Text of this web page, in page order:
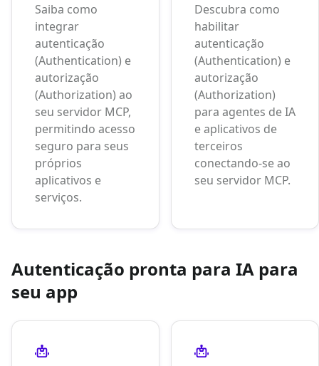
Saiba como
integrar
autenticação
(Authentication) e
autorização
(Authorization) ao
seu servidor MCP,
permitindo acesso
seguro para seus
próprios
aplicativos e
serviços.
Descubra como
habilitar
autenticação
(Authentication) e
autorização
(Authorization)
para agentes de IA
e aplicativos de
terceiros
conectando-se ao
seu servidor MCP.
Autenticação pronta para IA para
seu app